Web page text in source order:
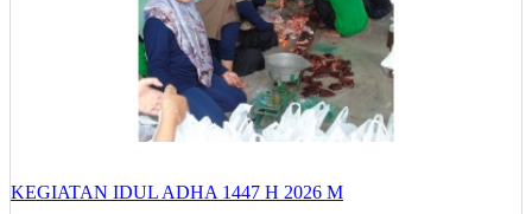
KEGIATAN IDUL ADHA 1447 H 2026 M